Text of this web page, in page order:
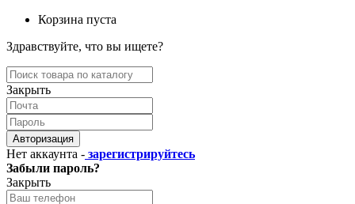
Корзина пуста
Здравствуйте, что вы ищете?
Закрыть
Авторизация
Нет аккаунта - зарегистрируйтесь
Забыли пароль?
Закрыть